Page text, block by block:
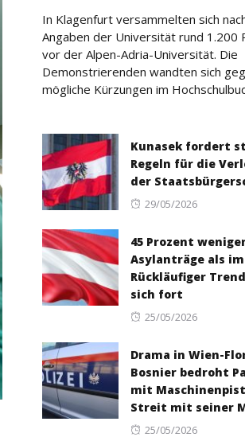
In Klagenfurt versammelten sich
Angaben der Universität rund 1.200
vor der Alpen-Adria-Universität. Die
Demonstrierenden wandten sich
mögliche Kürzungen im
Kunasek fordert
Regeln für die
der
Posted
29/05/2026
45 Prozent
Asylanträge als
Rückläufiger
sich fort
Posted
25/05/2026
Drama in Wien-
Bosnier bedroht
mit
Streit mit seiner
Posted
25/05/2026